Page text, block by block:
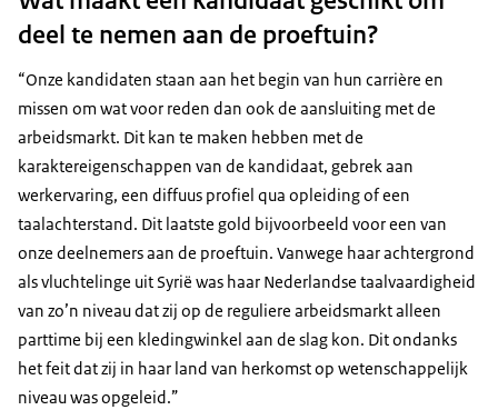
deel te nemen aan de proeftuin?
“Onze kandidaten staan aan het begin van hun carrière en
missen om wat voor reden dan ook de aansluiting met de
arbeidsmarkt. Dit kan te maken hebben met de
karaktereigenschappen van de kandidaat, gebrek aan
werkervaring, een diffuus profiel qua opleiding of een
taalachterstand. Dit laatste gold bijvoorbeeld voor een van
onze deelnemers aan de proeftuin. Vanwege haar achtergrond
als vluchtelinge uit Syrië was haar Nederlandse taalvaardigheid
van zo’n niveau dat zij op de reguliere arbeidsmarkt alleen
parttime bij een kledingwinkel aan de slag kon. Dit ondanks
het feit dat zij in haar land van herkomst op wetenschappelijk
niveau was opgeleid.”